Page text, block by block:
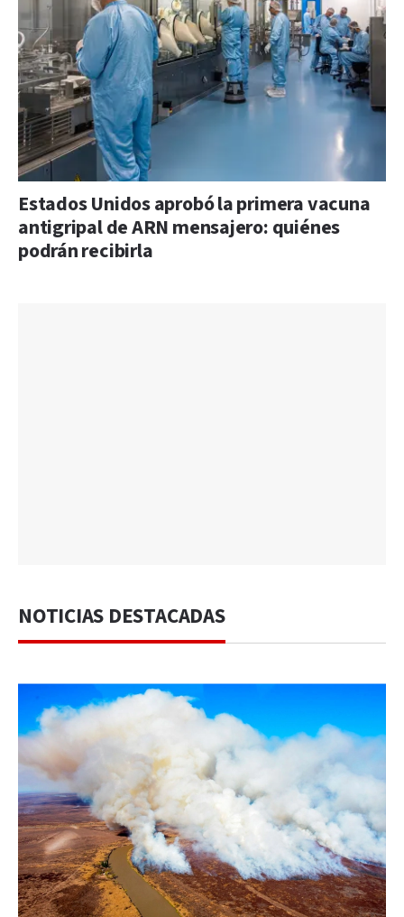
Estados Unidos aprobó la primera vacuna
antigripal de ARN mensajero: quiénes
podrán recibirla
NOTICIAS DESTACADAS